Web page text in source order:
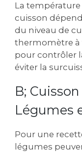
La
cuisson
du niveau de
thermomètre à
pour contrôler
éviter la
B;
Légumes
Pour une
légumes